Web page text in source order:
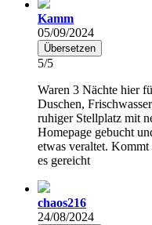
Kamm
05/09/2024
Übersetzen
5/5
Waren 3 Nächte hier
Duschen,
ruhiger Stellplatz mit
Homepage gebucht
etwas veraltet.
es gereicht
chaos216
24/08/2024